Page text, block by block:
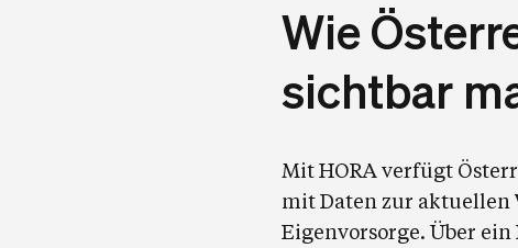
Wie
sichtbar
Mit HORA verfügt
mit Daten zur
Eigenvorsorge. Über